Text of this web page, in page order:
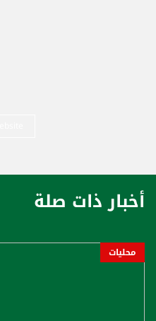
أخبار ذات صلة
محليات